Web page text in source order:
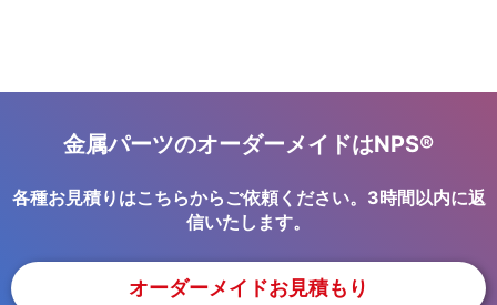
金属パーツのオーダーメイドはNPS®
各種お見積りはこちらからご依頼ください。3時間以内に返
信いたします。
オーダーメイドお見積もり